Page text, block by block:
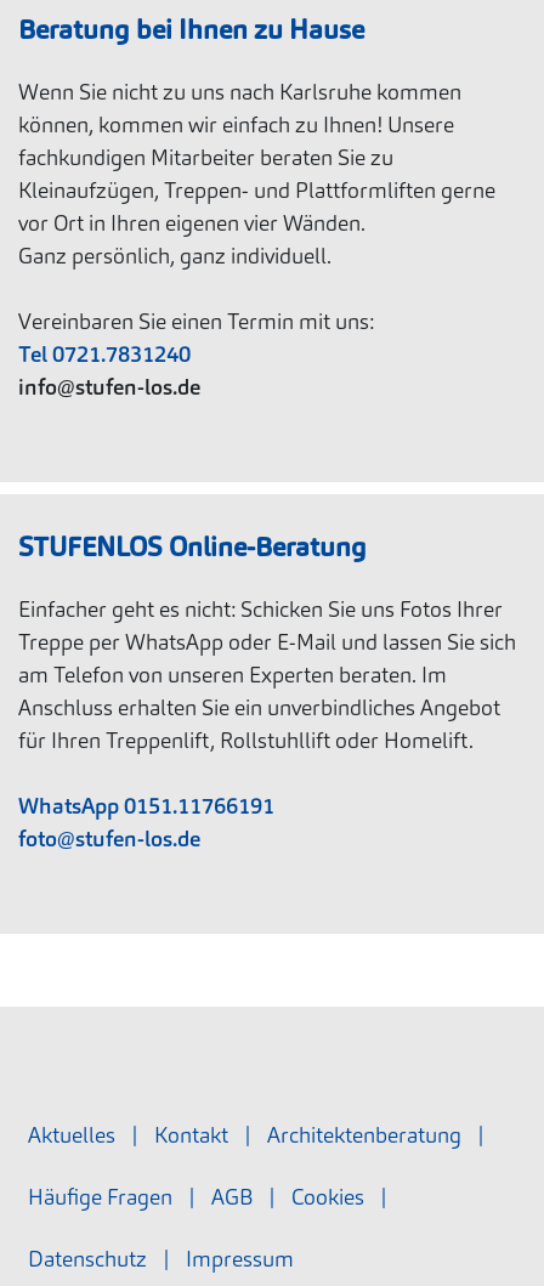
Beratung bei Ihnen zu Hause
Wenn Sie nicht zu uns nach Karlsruhe kommen
können, kommen wir einfach zu Ihnen! Unsere
fachkundigen Mitarbeiter beraten Sie zu
Kleinaufzügen, Treppen- und Plattformliften gerne
vor Ort in Ihren eigenen vier Wänden.
Ganz persönlich, ganz individuell.
Vereinbaren Sie einen Termin mit uns:
Tel 0721.7831240
info@stufen-los.de
STUFENLOS Online-Beratung
Einfacher geht es nicht: Schicken Sie uns Fotos Ihrer
Treppe per WhatsApp oder E-Mail und lassen Sie sich
am Telefon von unseren Experten beraten. Im
Anschluss erhalten Sie ein unverbindliches Angebot
für Ihren Treppenlift, Rollstuhllift oder Homelift.
WhatsApp 0151.11766191
foto@stufen-los.de
Aktuelles | Kontakt | Architektenberatung |
Häufige Fragen | AGB | Cookies |
Datenschutz | Impressum